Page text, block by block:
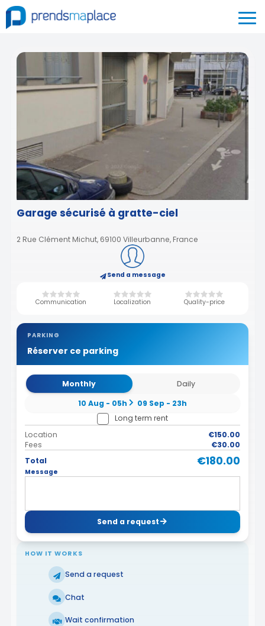
Garage sécurisé à gratte-ciel
2 Rue Clément Michut, 69100 Villeurbanne, France
Send a message
Communication Localization Quality-price
PARKING
Réserver ce parking
Monthly
Daily
10 Aug - 05h
09 Sep - 23h
Long term rent
Location
€150.00
Fees
€30.00
Total
€180.00
Message
Send a request
HOW IT WORKS
Send a request
Chat
Wait confirmation